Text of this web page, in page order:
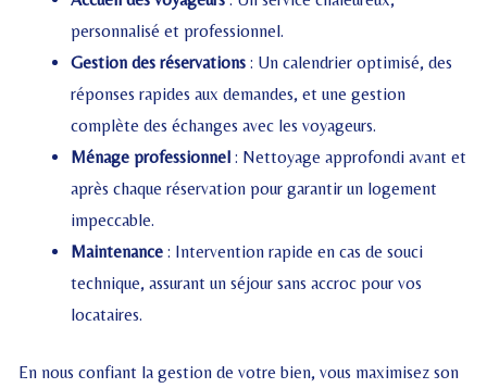
personnalisé et professionnel.
Gestion des réservations : Un calendrier optimisé, des
réponses rapides aux demandes, et une gestion
complète des échanges avec les voyageurs.
Ménage professionnel : Nettoyage approfondi avant et
après chaque réservation pour garantir un logement
impeccable.
Maintenance : Intervention rapide en cas de souci
technique, assurant un séjour sans accroc pour vos
locataires.
En nous confiant la gestion de votre bien, vous maximisez son